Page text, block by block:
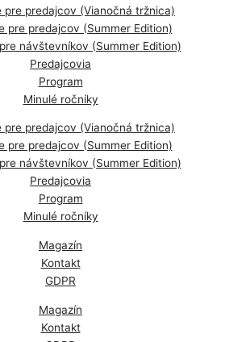
pre predajcov (Vianočná tržnica)
pre predajcov (Summer Edition)
návštevníkov (Summer Edition)
Predajcovia
Program
Minulé ročníky
pre predajcov (Vianočná tržnica)
pre predajcov (Summer Edition)
návštevníkov (Summer Edition)
Predajcovia
Program
Minulé ročníky
Magazín
Kontakt
GDPR
Magazín
Kontakt